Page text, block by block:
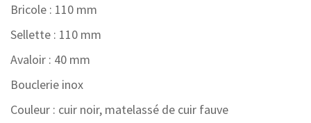
Bricole : 110 mm
Sellette : 110 mm
Avaloir : 40 mm
Bouclerie inox
Couleur : cuir noir, matelassé de cuir fauve